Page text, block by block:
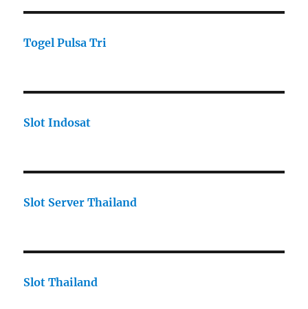
Togel Pulsa Tri
Slot Indosat
Slot Server Thailand
Slot Thailand